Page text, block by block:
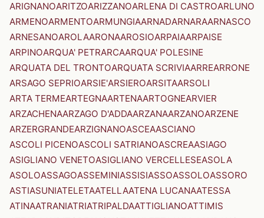
ARIGNANOARITZOARIZZANOARLENA DI CASTROARLUNO
ARMENOARMENTOARMUNGIAARNADARNARAARNASCO
ARNESANOAROLAARONAAROSIOARPAIAARPAISE
ARPINOARQUA' PETRARCAARQUA' POLESINE
ARQUATA DEL TRONTOARQUATA SCRIVIAARREARRONE
ARSAGO SEPRIOARSIE'ARSIEROARSITAARSOLI
ARTA TERMEARTEGNAARTENAARTOGNEARVIER
ARZACHENAARZAGO D'ADDAARZANAARZANOARZENE
ARZERGRANDEARZIGNANOASCEAASCIANO
ASCOLI PICENOASCOLI SATRIANOASCREAASIAGO
ASIGLIANO VENETOASIGLIANO VERCELLESEASOLA
ASOLOASSAGOASSEMINIASSISIASSOASSOLOASSORO
ASTIASUNIATELETAATELLAATENA LUCANAATESSA
ATINAATRANIATRIATRIPALDAATTIGLIANOATTIMIS